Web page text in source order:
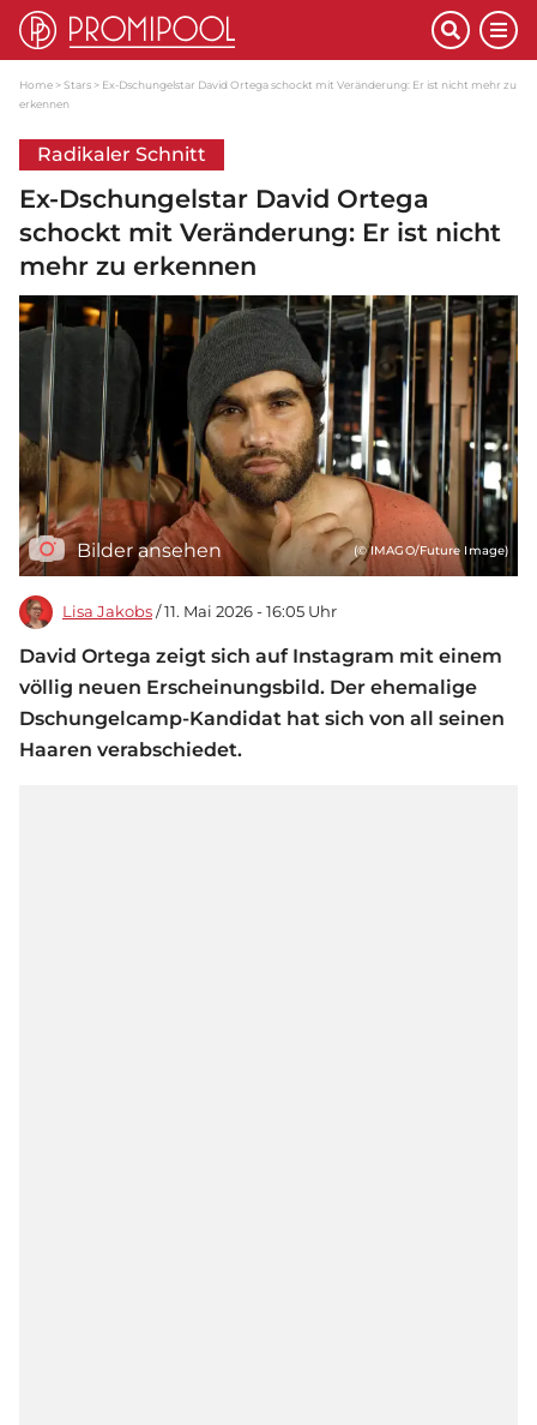
Home Stars
Ex-Dschungelstar David Ortega schockt mit Veränderung: Er ist nicht mehr zu
erkennen
Radikaler Schnitt
Ex-Dschungelstar David Ortega
schockt mit Veränderung: Er ist nicht
mehr zu erkennen
Bilder ansehen (© IMAGO/Future Image)
Lisa Jakobs / 11. Mai 2026 - 16:05 Uhr
David Ortega zeigt sich auf Instagram mit einem
völlig neuen Erscheinungsbild. Der ehemalige
Dschungelcamp-Kandidat hat sich von all seinen
Haaren verabschiedet.